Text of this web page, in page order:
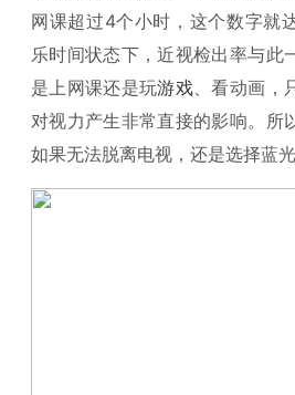
网课超过4个小时，这个数字就
乐时间状态下，近视检出率与此
是上网课还是玩游戏、看动画，
对视力产生非常直接的影响。所
如果无法脱离电视，还是选择蓝光